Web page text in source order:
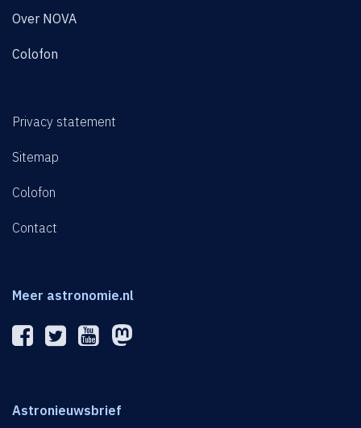
Over NOVA
Colofon
Privacy statement
Sitemap
Colofon
Contact
Meer astronomie.nl
Astronieuwsbrief